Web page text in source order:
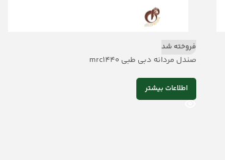
فروخته شد
صندل مردانه دبی طبی mrc1440
اطلاعات بیشتر